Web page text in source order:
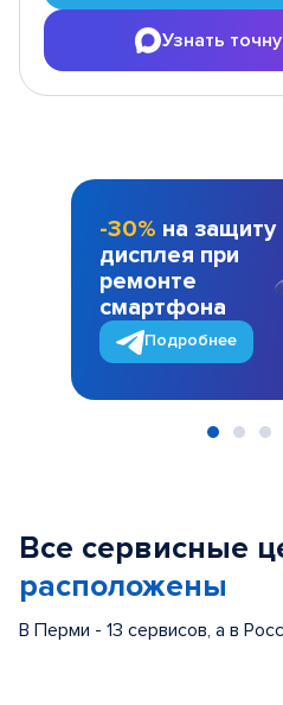
Узнать
-30% на защиту
дисплея при
ремонте
смартфона
Подробнее
Все сервисные
расположены
В Перми - 13 сервисов, а в